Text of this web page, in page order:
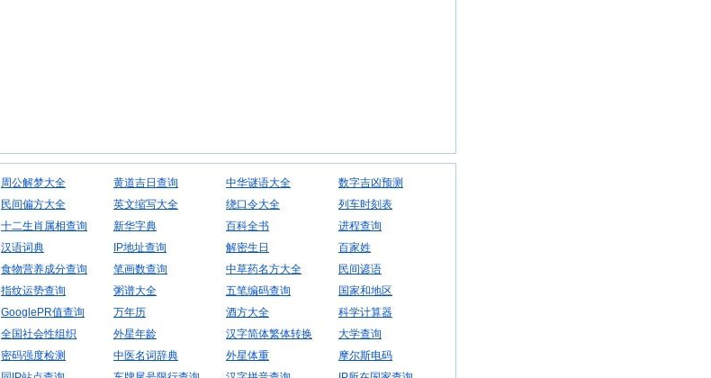
周公解梦大全 黄道吉日查询 中华谜语大全
数字吉凶预测
民间偏方大全 英文缩写大全 绕口令大全
列车时刻表
十二生肖属相查询 新华字典 百科全书
进程查询
汉语词典 IP地址查询 解密生日
百家姓
食物营养成分查询 笔画数查询 中草药名方大全
民间谚语
指纹运势查询 粥谱大全 五笔编码查询
国家和地区
GooglePR值查询 万年历 酒方大全
科学计算器
全国社会性组织 外星年龄 汉字简体繁体转换
大学查询
密码强度检测 中医名词辞典 外星体重
摩尔斯电码